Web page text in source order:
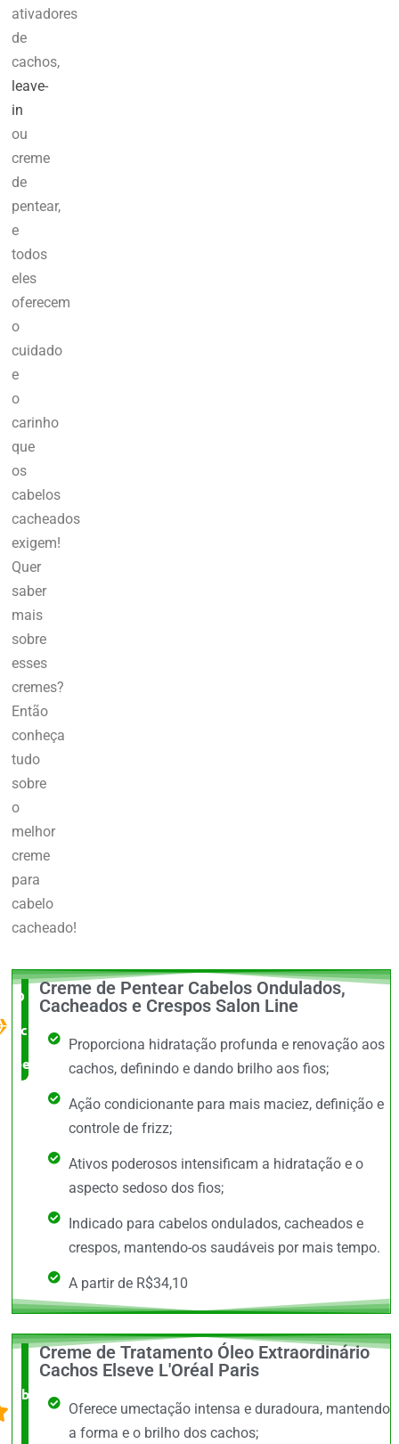
ativadores
de
cachos,
leave-
in
ou
creme
de
pentear,
e
todos
eles
oferecem
o
cuidado
e
o
carinho
que
os
cabelos
cacheados
exigem!
Quer
saber
mais
sobre
esses
cremes?
Então
conheça
tudo
sobre
o
melhor
creme
para
cabelo
cacheado!
O Melhor
custo x
benefício
Creme de Pentear Cabelos Ondulados,
Cacheados e Crespos Salon Line
Proporciona hidratação profunda e renovação aos
cachos, definindo e dando brilho aos fios;
Ação condicionante para mais maciez, definição e
controle de frizz;
Ativos poderosos intensificam a hidratação e o
aspecto sedoso dos fios;
Indicado para cabelos ondulados, cacheados e
crespos, mantendo-os saudáveis por mais tempo.
A partir de R$34,10
O +
barato,
Creme de Tratamento Óleo Extraordinário
Cachos Elseve L'Oréal Paris
Oferece umectação intensa e duradoura, mantendo
a forma e o brilho dos cachos;